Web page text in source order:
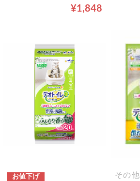
¥1,848
お値下げ
その他